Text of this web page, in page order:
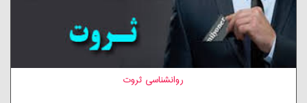
روانشناسی ثروت